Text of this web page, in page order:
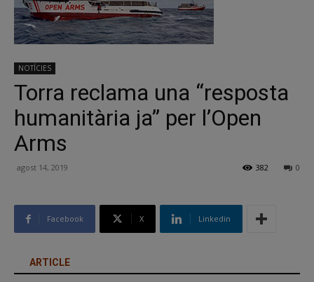
NOTÍCIES
Torra reclama una “resposta
humanitària ja” per l’Open
Arms
agost 14, 2019 0
382
Facebook X Linkedin
ARTICLE